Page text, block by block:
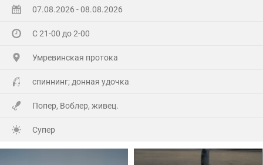
поработал"цирюльником" 😂в теплицах!
А вечером захотелось повторить предыдущее "ночное
рандеву"!
Прибыл на берег в девять часов,и что я вижу 😲,
По поверхности плывёт мусор(ветки,трава и иногда
07.08.2026 - 08.08.2026
С 21-00 до 2-00
Умревинская протока
спиннинг; донная удочка
Попер, Воблер, живец.
Супер